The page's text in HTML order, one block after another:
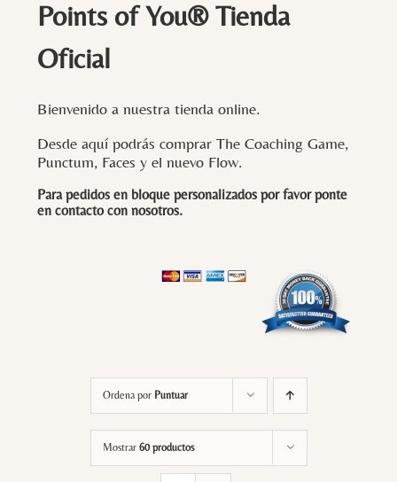
Points of You® Tienda
Oficial
Bienvenido a nuestra tienda online.
Desde aquí podrás comprar The Coaching Game,
Punctum, Faces y el nuevo Flow.
Para pedidos en bloque personalizados por favor ponte
en contacto con nosotros.
Ordena por Puntuar
Mostrar 60 productos